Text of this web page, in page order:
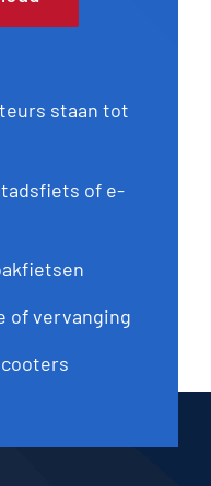
staan tot
of e-
of vervanging